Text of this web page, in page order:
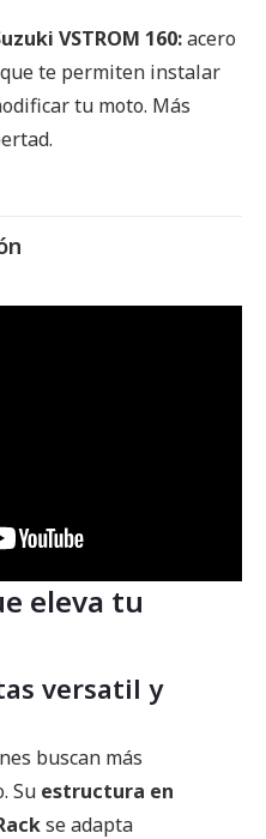
VSTROM 160:acero
te permiten instalar
tu moto. Más
eleva tu
versatil y
buscan más
Su estructura en
se adapta